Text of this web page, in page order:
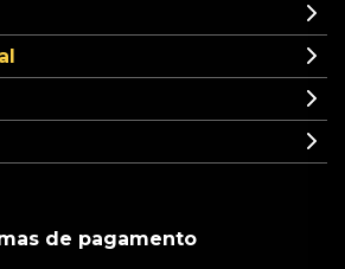
de pagamento